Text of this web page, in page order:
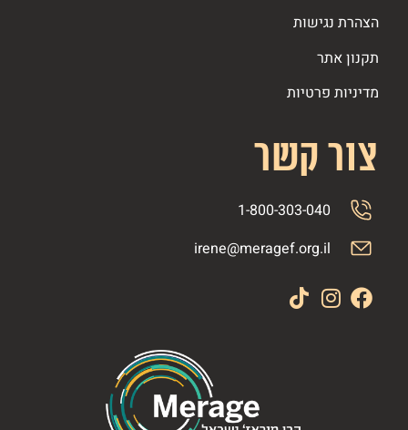
הצהרת נגישות
תקנון אתר
מדיניות פרטיות
צור קשר
1-800-303-040
irene@meragef.org.il